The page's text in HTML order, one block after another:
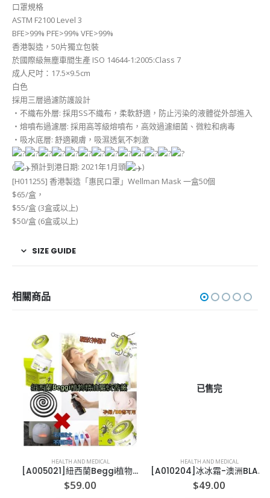
口罩規格
ASTM F2100 Level 3
BFE>99% PFE>99% VFE>99%
香港製造，50片獨立包裝
於國際級無塵車間生產 ISO 14644-1:2005:Class 7
成人尺吋：17.5×9.5cm
白色
採用三層過濾防護設計
・不織布外層: 採用SS不織布，柔軟舒適，防止污染的液體從外部進入
・熔噴布過濾層: 採用高等級熔噴布，高效過濾細菌、微粒和病毒
・吸水底層: 舒適親膚，吸濕透氣不刺激
( 預計到港日期: 2021年1月頭
)
[H011255] 香港製造「惠民口罩」Wellman Mask 一盒50個
$65/盒，
$55/盒 (3盒或以上)
$50/盒 (6盒或以上)
SIZE GUIDE
相關商品
HEALTH AND MEDICAL
[A005021]紐西蘭Beggi植物精油驅蚊香薰40g
59.00
已售完
HEALTH AND MEDICAL
[A010204]冰冰霜-澳洲BLACKMORES 天然維他命潤膚霜-50G
49.00